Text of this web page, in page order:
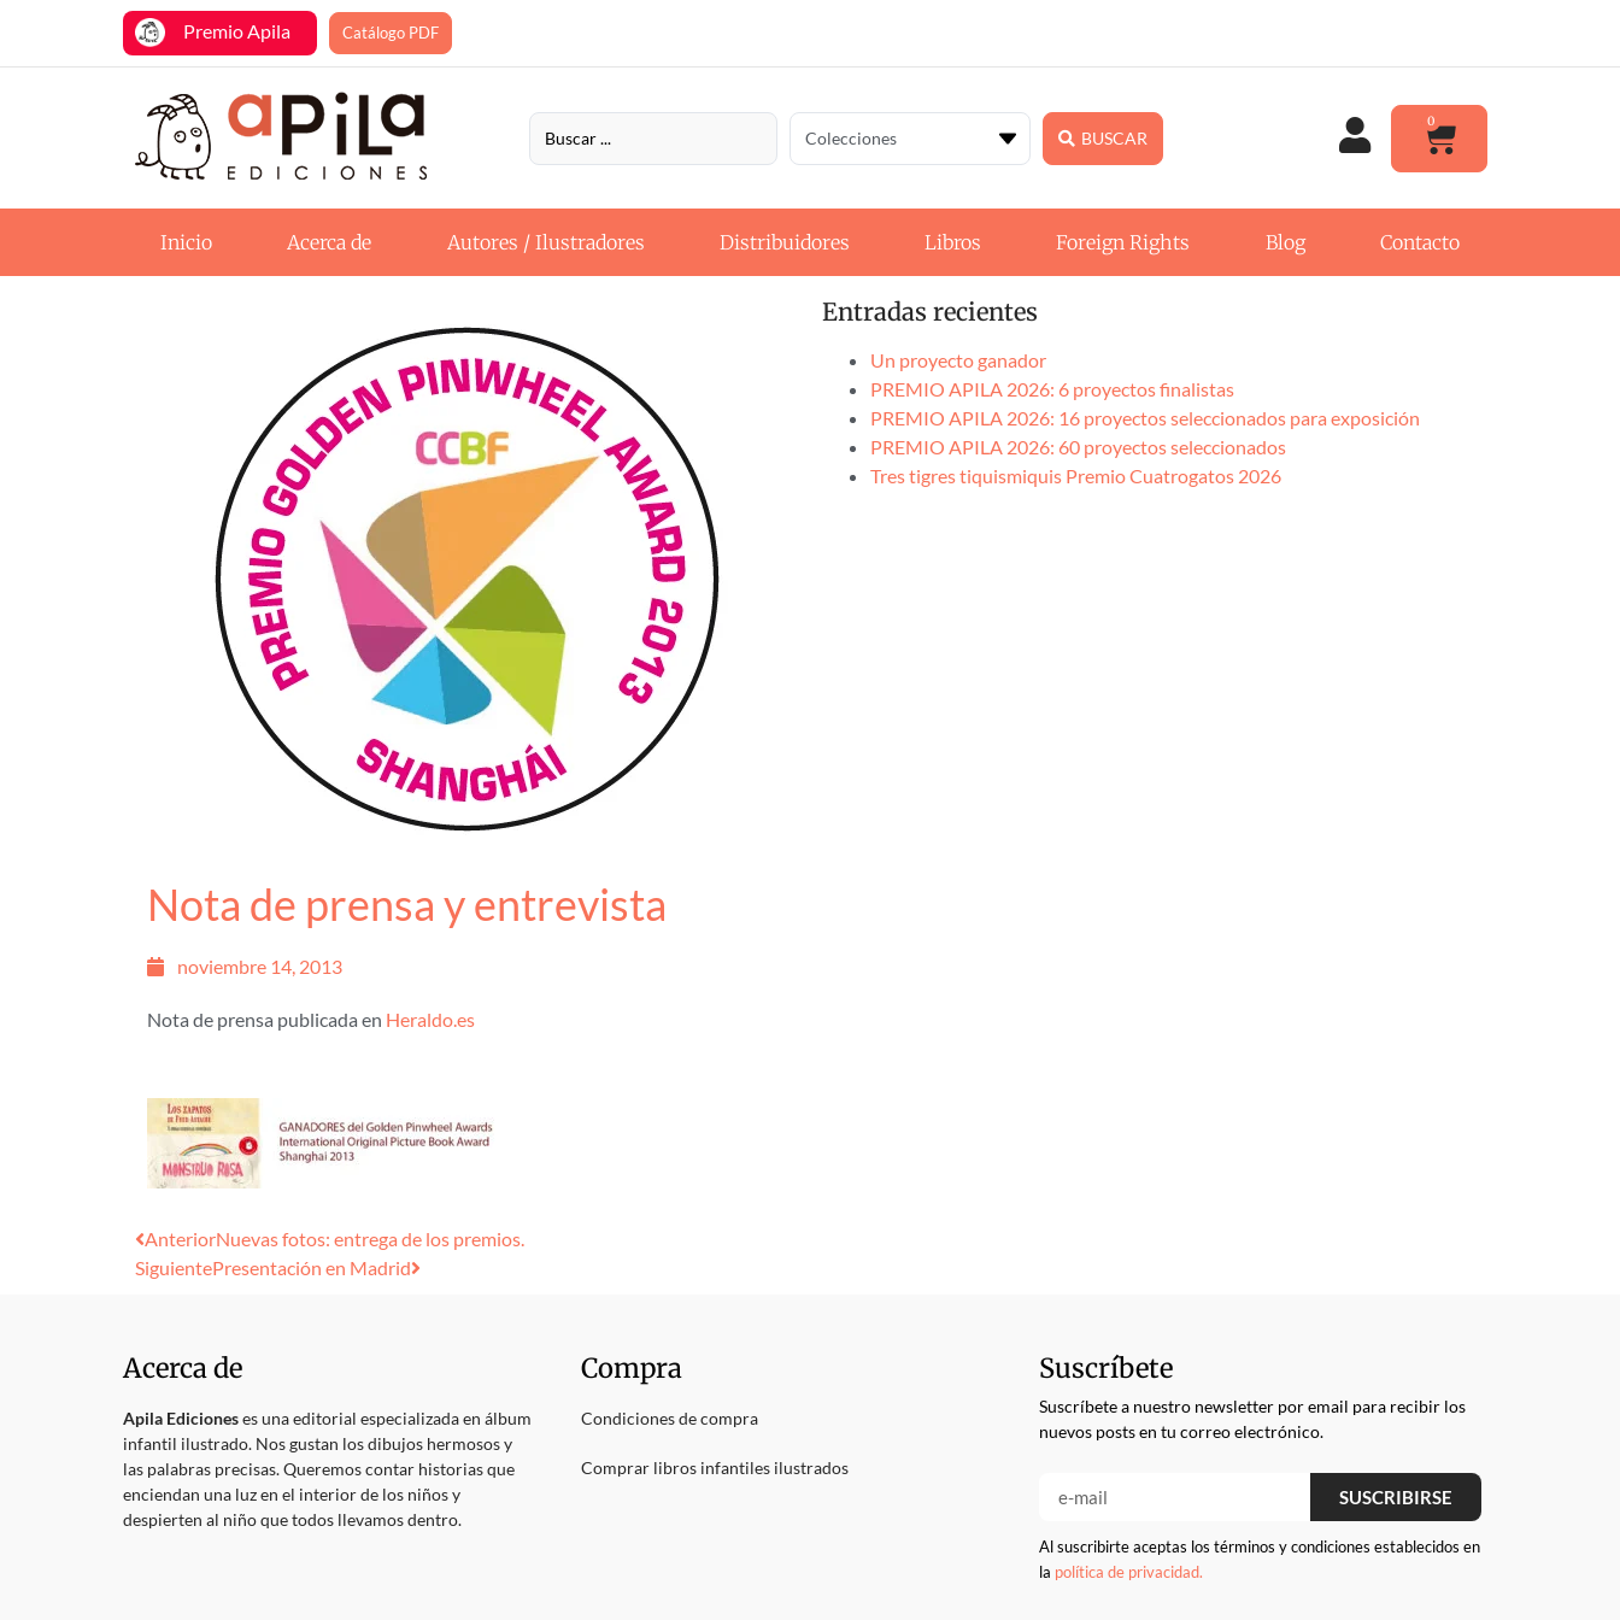
Premio Apila Catálogo PDF
BUSCAR
0
Inicio Acerca de Autores / Ilustradores Distribuidores Libros Foreign Rights Blog Contacto
Nota de prensa y entrevista
noviembre 14, 2013
Nota de prensa publicada en Heraldo.es
Entradas recientes
Un proyecto ganador
PREMIO APILA 2026: 6 proyectos finalistas
PREMIO APILA 2026: 16 proyectos seleccionados para exposición
PREMIO APILA 2026: 60 proyectos seleccionados
Tres tigres tiquismiquis Premio Cuatrogatos 2026
AnteriorNuevas fotos: entrega de los premios.
SiguientePresentación en Madrid
Acerca de
Apila Edicioneses una editorial especializada en álbum
infantil ilustrado. Nos gustan los dibujos hermosos y
las palabras precisas. Queremos contar historias que
enciendan una luz en el interior de los niños y
despierten al niño que todos llevamos dentro.
Compra
Condiciones de compra
Comprar libros infantiles ilustrados
Suscríbete
Suscríbete a nuestro newsletter por email para recibir los
nuevos posts en tu correo electrónico.
SUSCRIBIRSE
Al suscribirte aceptas los términos y condiciones establecidos en
la política de privacidad.